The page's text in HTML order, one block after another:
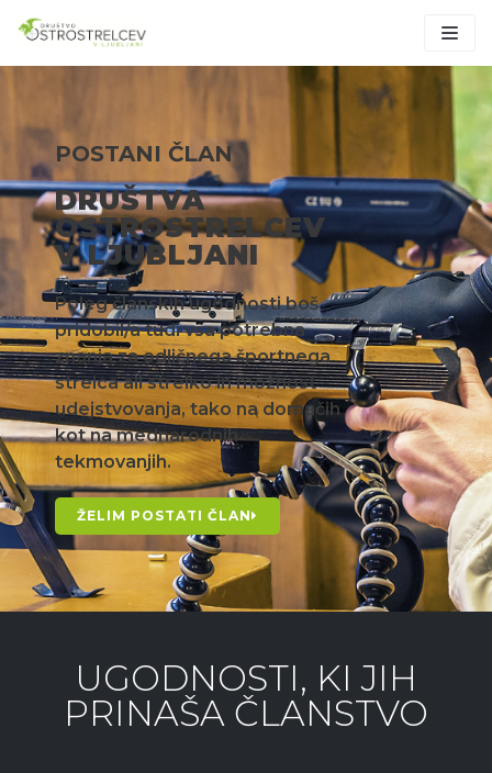
Skoči
POSTANI ČLAN
DRUŠTVA
OSTROSTRELCEV
V LJUBLJANI
Poleg članskih ugodnosti boš
pridobil/a tudi vsa potrebna
znanja za odličnega športnega
strelca ali strelko in možnost
udejstvovanja, tako na domačih
kot na mednarodnih
tekmovanjih.
ŽELIM POSTATI ČLAN
UGODNOSTI, KI JIH
PRINAŠA ČLANSTVO